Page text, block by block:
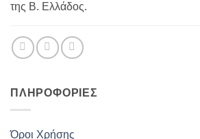
της Β. Ελλάδος.
ΠΛΗΡΟΦΟΡΊΕΣ
Όροι Χρήσης